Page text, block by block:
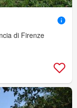
di Firenze